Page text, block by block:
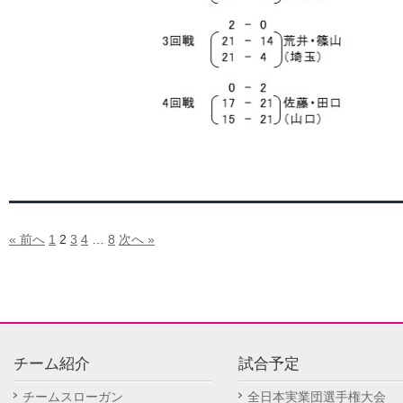
« 前へ 1 2 3 4 8 次へ »
チーム紹介
チームスローガン
試合予定
全日本実業団選手権大会